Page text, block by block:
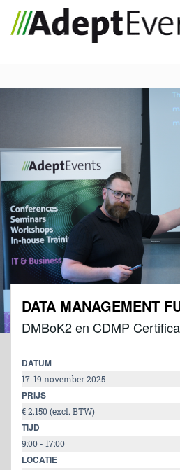
DATA MANAGEMENT
DMBoK2 en CDMP
DATUM
17-19 november 2025
PRIJS
€ 2.150 (excl. BTW)
TIJD
9:00 - 17:00
LOCATIE